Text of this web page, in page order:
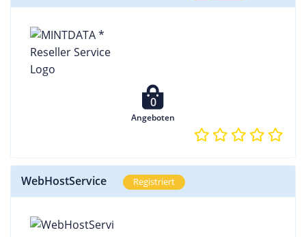
0
Angeboten
WebHostService Registriert